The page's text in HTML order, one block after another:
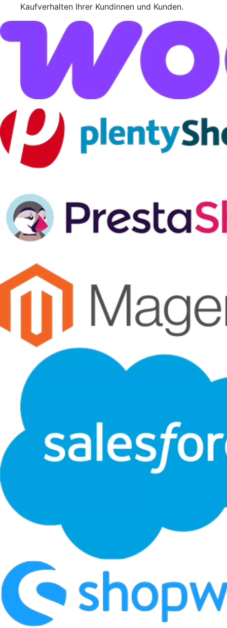
Kaufverhalten Ihrer Kundinnen und Kunden.